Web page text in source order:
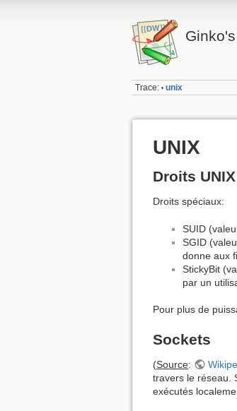
Trace: • unix
UNIX
Droits UNIX
Droits spéciaux:
SUID
SGID
donne aux
StickyBit
par un
Pour plus de
Sockets
(Source:
travers le réseau.
exécutés